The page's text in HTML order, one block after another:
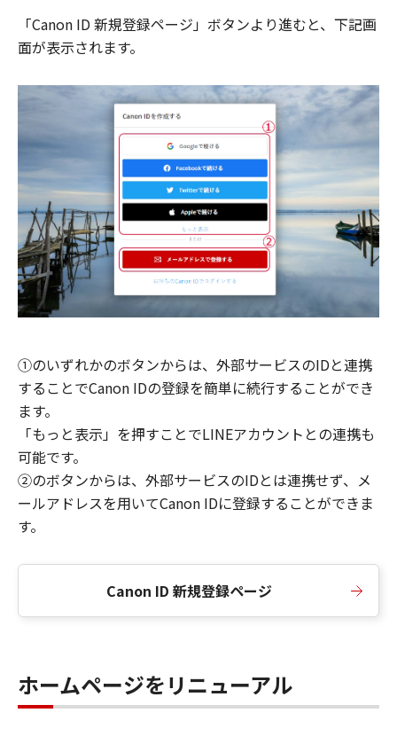
「Canon ID 新規登録ページ」ボタンより進むと、下記画
面が表示されます。
①のいずれかのボタンからは、外部サービスのIDと連携
することでCanon IDの登録を簡単に続行することができ
ます。
「もっと表示」を押すことでLINEアカウントとの連携も
可能です。
②のボタンからは、外部サービスのIDとは連携せず、メ
ールアドレスを用いてCanon IDに登録することができま
す。
Canon ID 新規登録ページ
ホームページをリニューアル